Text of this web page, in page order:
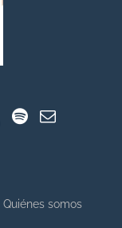
Quiénes somos